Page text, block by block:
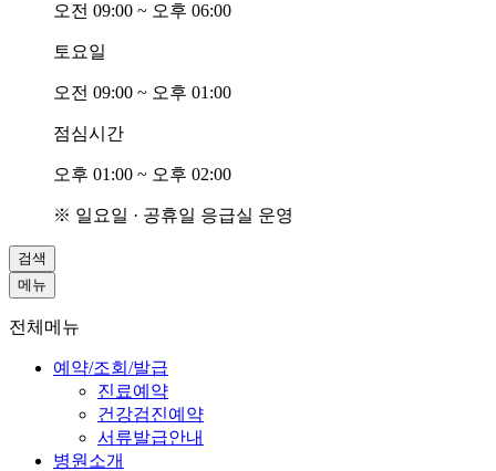
오전 09:00 ~ 오후 06:00
토요일
오전 09:00 ~ 오후 01:00
점심시간
오후 01:00 ~ 오후 02:00
※ 일요일 · 공휴일 응급실 운영
검색
메뉴
전체메뉴
예약/조회/발급
진료예약
건강검진예약
서류발급안내
병원소개